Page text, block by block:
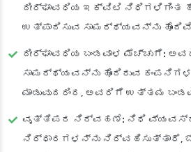
ದೀರ್ಘಾವಧಿಯ ಇಕ್ವಿಟಿ ನಿಧಿಗಳಿಗಿಂತ
ಉತ್ಪಾದಿಸುವ ಸಾಮರ್ಥ್ಯವನ್ನು
ದೀರ್ಘಾವಧಿಯ ಬಂಡವಾಳ ಮೆಚ್ಚುಗೆ:
ಸಾಮರ್ಥ್ಯವನ್ನು ಹೊಂದಿರುವ
ಮಾಡುವುದರಿಂದ, ಅವರಿಗೆ ಉತ್ತಮ
ವೃತ್ತಿಪರ ನಿರ್ವಹಣೆ: ನಿಧಿ
ನಿರ್ಧಾರಗಳನ್ನು ನಿರ್ವಹಿಸುತ್ತಾರೆ,